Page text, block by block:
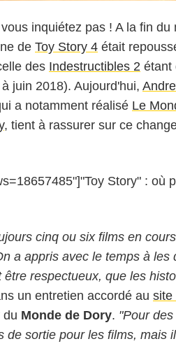
inquiétez pas ! A la fin du
de Toy Story 4 était
des Indestructibles 2 étant
juin 2018). Aujourd'hui,
a notamment réalisé Le
, tient à rassurer sur ce
Story" : où
cinq ou six films en
a appris avec le temps à les
respectueux, que les
un entretien accordé au site
du Monde de Dory. "Pour
de sortie pour les films, mais